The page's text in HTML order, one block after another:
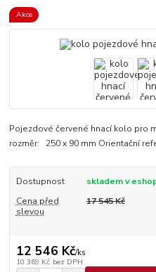
Akce
Pojezdové červené hnací kolo pro
rozměr: 250 x 90 mm Orientační
Dostupnost
skladem v
Cena před
slevou
17 545 Kč
12 546 Kč/ks
10 369 Kč bez DPH